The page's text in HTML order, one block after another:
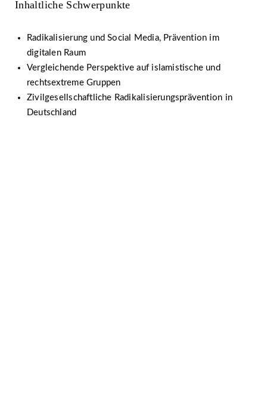
Inhaltliche Schwerpunkte
Radikalisierung und Social Media, Prävention im
digitalen Raum
Vergleichende Perspektive auf islamistische und
rechtsextreme Gruppen
Zivilgesellschaftliche Radikalisierungsprävention in
Deutschland